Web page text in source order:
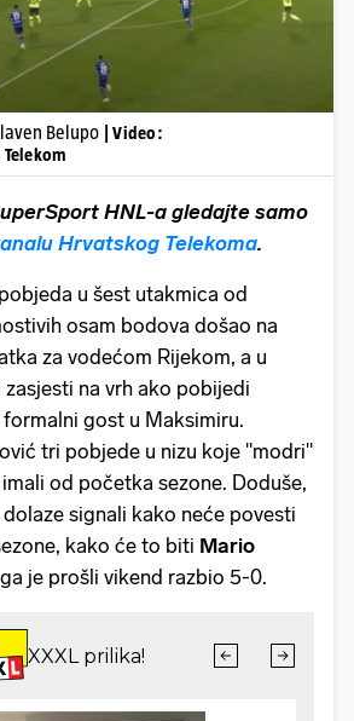
Belupo
| Video:
HNL-a gledajte samo
Hrvatskog Telekoma.
u šest utakmica od
osam bodova došao na
za vodećom Rijekom, a u
na vrh ako pobijedi
gost u Maksimiru.
tri pobjede u nizu koje "modri"
od početka sezone. Doduše,
signali kako neće povesti
kako će to biti Mario
je prošli vikend razbio 5-0.